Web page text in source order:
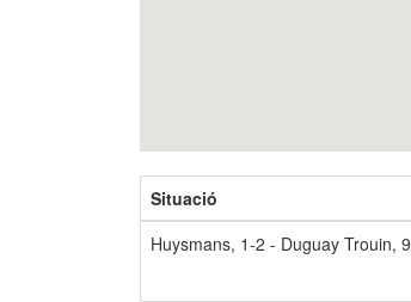
Situació
Huysmans, 1-2 - Duguay Trouin, 9